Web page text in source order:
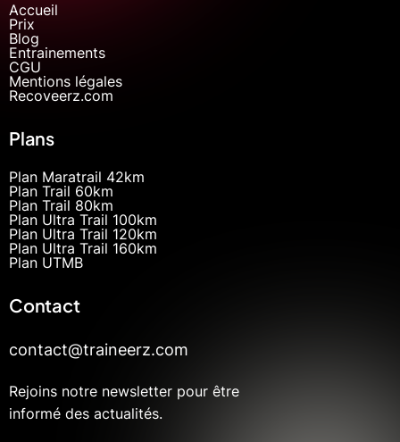
Accueil
Prix
Blog
Entrainements
CGU
Mentions légales
Recoveerz.com
Plans
Plan Maratrail 42km
Plan Trail 60km
Plan Trail 80km
Plan Ultra Trail 100km
Plan Ultra Trail 120km
Plan Ultra Trail 160km
Plan UTMB
Contact
contact@traineerz.com
Rejoins notre newsletter pour être
informé des actualités.